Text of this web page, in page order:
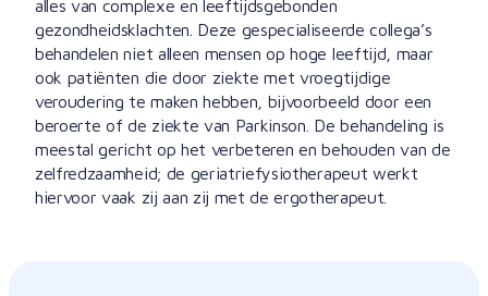
alles van complexe en leeftijdsgebonden
gezondheidsklachten. Deze gespecialiseerde collega’s
behandelen niet alleen mensen op hoge leeftijd, maar
ook patiënten die door ziekte met vroegtijdige
veroudering te maken hebben, bijvoorbeeld door een
beroerte of de ziekte van Parkinson. De behandeling is
meestal gericht op het verbeteren en behouden van de
zelfredzaamheid; de geriatriefysiotherapeut werkt
hiervoor vaak zij aan zij met de ergotherapeut.